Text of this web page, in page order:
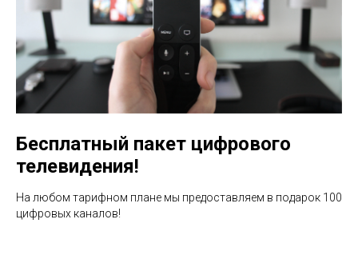
Бесплатный пакет цифрового
телевидения!
На любом тарифном плане мы предоставляем в подарок 100
цифровых каналов!